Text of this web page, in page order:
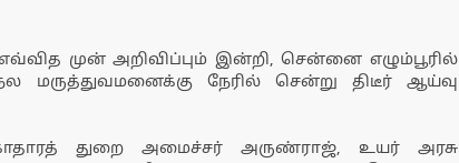
முன் அறிவிப்பும் இன்றி, சென்னை எழும்பூரில்
மருத்துவமனைக்கு நேரில் சென்று திடீர் ஆய்வு
துறை அமைச்சர் அருண்ராஜ், உயர் அரசு